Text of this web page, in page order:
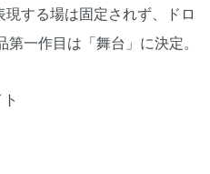
する場は固定されず、ドロ
一作目は「舞台」に決定。